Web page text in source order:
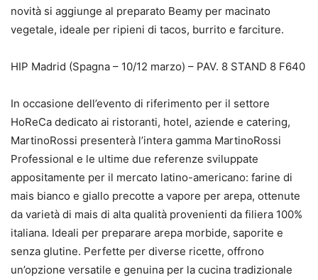
novità si aggiunge al preparato Beamy per macinato
vegetale, ideale per ripieni di tacos, burrito e farciture.
HIP Madrid (Spagna – 10/12 marzo) – PAV. 8 STAND 8 F640
In occasione dell’evento di riferimento per il settore
HoReCa dedicato ai ristoranti, hotel, aziende e catering,
MartinoRossi presenterà l’intera gamma MartinoRossi
Professional e le ultime due referenze sviluppate
appositamente per il mercato latino-americano: farine di
mais bianco e giallo precotte a vapore per arepa, ottenute
da varietà di mais di alta qualità provenienti da filiera 100%
italiana. Ideali per preparare arepa morbide, saporite e
senza glutine. Perfette per diverse ricette, offrono
un’opzione versatile e genuina per la cucina tradizionale